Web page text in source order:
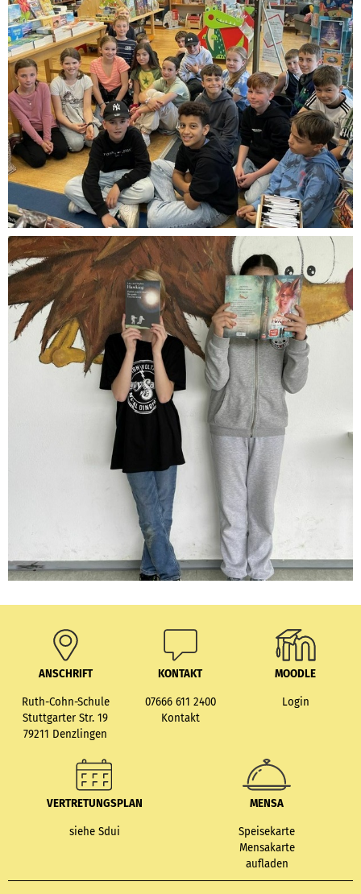
ANSCHRIFT
Ruth-Cohn-Schule
Stuttgarter Str. 19
79211 Denzlingen
KONTAKT
07666 611 2400
Kontakt
MOODLE
Login
VERTRETUNGSPLAN
siehe Sdui
MENSA
Speisekarte
Mensakarte
aufladen